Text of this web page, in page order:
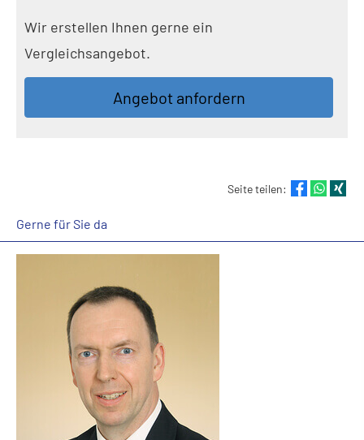
Wir erstellen Ihnen gerne ein
Vergleichsangebot.
An­ge­bot an­for­dern
Seite teilen:
Gerne für Sie da